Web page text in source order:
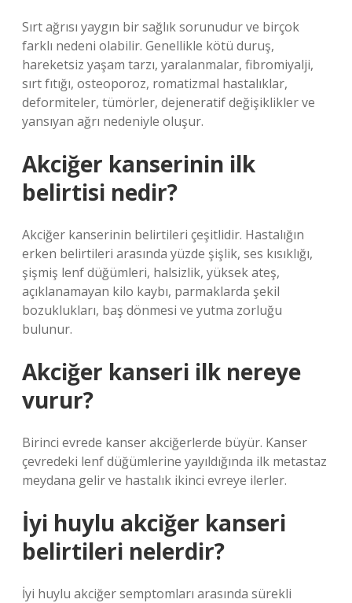
Sırt ağrısı yaygın bir sağlık sorunudur ve birçok
farklı nedeni olabilir. Genellikle kötü duruş,
hareketsiz yaşam tarzı, yaralanmalar, fibromiyalji,
sırt fıtığı, osteoporoz, romatizmal hastalıklar,
deformiteler, tümörler, dejeneratif değişiklikler ve
yansıyan ağrı nedeniyle oluşur.
Akciğer kanserinin ilk
belirtisi nedir?
Akciğer kanserinin belirtileri çeşitlidir. Hastalığın
erken belirtileri arasında yüzde şişlik, ses kısıklığı,
şişmiş lenf düğümleri, halsizlik, yüksek ateş,
açıklanamayan kilo kaybı, parmaklarda şekil
bozuklukları, baş dönmesi ve yutma zorluğu
bulunur.
Akciğer kanseri ilk nereye
vurur?
Birinci evrede kanser akciğerlerde büyür. Kanser
çevredeki lenf düğümlerine yayıldığında ilk metastaz
meydana gelir ve hastalık ikinci evreye ilerler.
İyi huylu akciğer kanseri
belirtileri nelerdir?
İyi huylu akciğer semptomları arasında sürekli